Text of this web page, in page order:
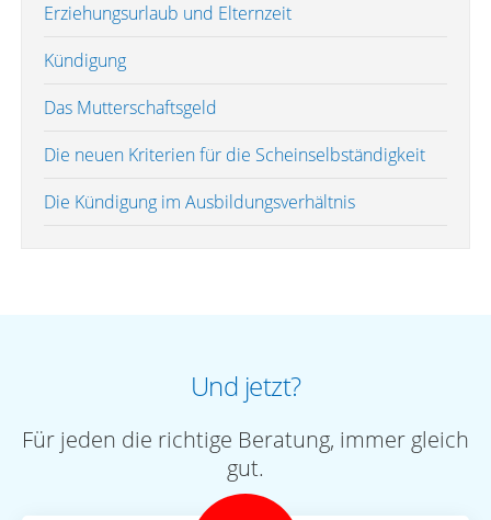
Erziehungsurlaub und Elternzeit
Kündigung
Das Mutterschaftsgeld
Die neuen Kriterien für die Scheinselbständigkeit
Die Kündigung im Ausbildungsverhältnis
Und jetzt?
Für jeden die richtige Beratung, immer gleich
gut.